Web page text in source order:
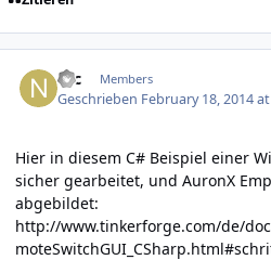
Nic Members
Geschrieben February 18, 2014
Hier in diesem C# Beispiel einer
sicher gearbeitet, und AuronX
abgebildet:
http://www.tinkerforge.com/de/